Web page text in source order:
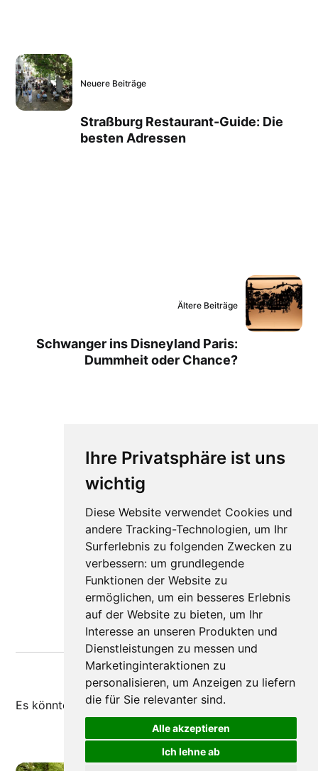
Ihre Privatsphäre ist uns
wichtig
Diese Website verwendet Cookies und
andere Tracking-Technologien, um Ihr
Surferlebnis zu folgenden Zwecken zu
verbessern: um grundlegende
Funktionen der Website zu
ermöglichen, um ein besseres Erlebnis
auf der Website zu bieten, um Ihr
Interesse an unseren Produkten und
Dienstleistungen zu messen und
Marketinginteraktionen zu
personalisieren, um Anzeigen zu liefern
die für Sie relevanter sind.
Alle akzeptieren
Ich lehne ab
Neuere Beiträge
Straßburg Restaurant-Guide: Die
besten Adressen
Ältere Beiträge
Schwanger ins Disneyland Paris:
Dummheit oder Chance?
Es könnte dir auch gefallen